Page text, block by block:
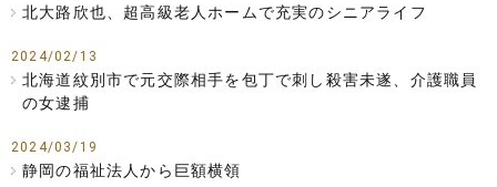
北大路欣也、超高級老人ホームで充実のシニアライフ
2024/02/13
北海道紋別市で元交際相手を包丁で刺し殺害未遂、介護職員
の女逮捕
2024/03/19
静岡の福祉法人から巨額横領